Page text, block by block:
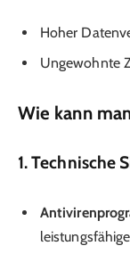
Hoher
Ungewohnte
Wie kann
1. Technische